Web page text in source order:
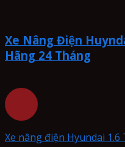
Xe Nâng Điện
Hãng 24 Tháng
Xe nâng điện Hyundai 1.6